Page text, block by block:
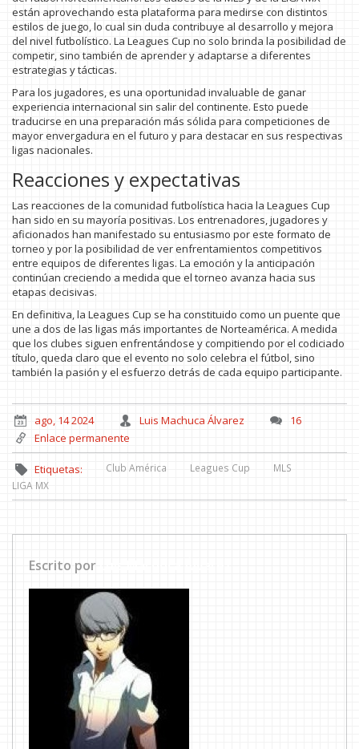
están aprovechando esta plataforma para medirse con distintos
estilos de juego, lo cual sin duda contribuye al desarrollo y mejora
del nivel futbolístico. La Leagues Cup no solo brinda la posibilidad de
competir, sino también de aprender y adaptarse a diferentes
estrategias y tácticas.
Para los jugadores, es una oportunidad invaluable de ganar
experiencia internacional sin salir del continente. Esto puede
traducirse en una preparación más sólida para competiciones de
mayor envergadura en el futuro y para destacar en sus respectivas
ligas nacionales.
Reacciones y expectativas
Las reacciones de la comunidad futbolística hacia la Leagues Cup
han sido en su mayoría positivas. Los entrenadores, jugadores y
aficionados han manifestado su entusiasmo por este formato de
torneo y por la posibilidad de ver enfrentamientos competitivos
entre equipos de diferentes ligas. La emoción y la anticipación
continúan creciendo a medida que el torneo avanza hacia sus
etapas decisivas.
En definitiva, la Leagues Cup se ha constituido como un puente que
une a dos de las ligas más importantes de Norteamérica. A medida
que los clubes siguen enfrentándose y compitiendo por el codiciado
título, queda claro que el evento no solo celebra el fútbol, sino
también la pasión y el esfuerzo detrás de cada equipo participante.
ago, 14 2024 Luis Machuca Álvarez
16
Enlace permanente
Etiquetas: Club América Leagues Cup
MLS
LIGA MX
Escrito por